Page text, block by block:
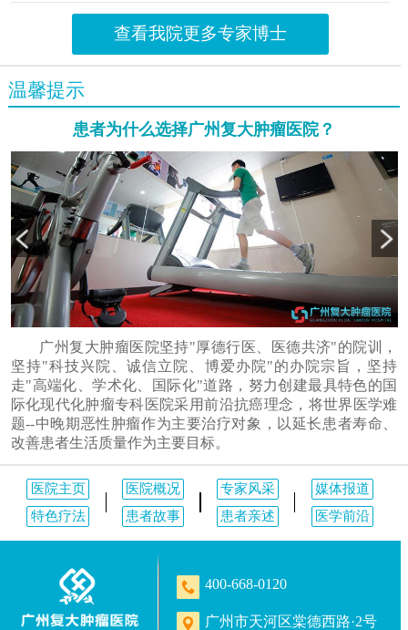
查看我院更多专家博士
温馨提示
患者为什么选择广州复大肿瘤医院？
广州复大肿瘤医院坚持"厚德行医、医德共济"的院训，
坚持"科技兴院、诚信立院、博爱办院"的办院宗旨，坚持
走"高端化、学术化、国际化"道路，努力创建最具特色的国
际化现代化肿瘤专科医院采用前沿抗癌理念，将世界医学难
题--中晚期恶性肿瘤作为主要治疗对象，以延长患者寿命、
改善患者生活质量作为主要目标。
医院主页 医院概况 专家风采
媒体报道
特色疗法
患者故事 患者亲述 医学前沿
400-668-0120
广州市天河区棠德西路·2号